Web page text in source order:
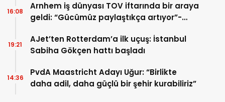
Arnhem iş dünyası TOV iftarında bir araya
geldi: “Gücümüz paylaştıkça artıyor”-
16:08
AJet’ten Rotterdam’a ilk uçuş: İstanbul
Sabiha Gökçen hattı başladı
19:21
PvdA Maastricht Adayı Uğur: “Birlikte
daha adil, daha güçlü bir şehir kurabiliriz”
14:36